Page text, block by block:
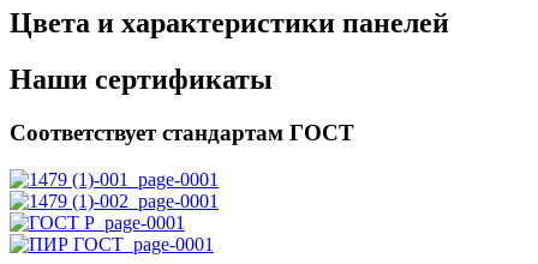
Цвета и характеристики панелей
Наши сертификаты
Соответствует стандартам ГОСТ